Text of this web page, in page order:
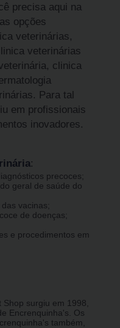
precisa aqui na
opções
veterinárias,
veterinárias
clinica
Para tal
em profissionais
inovadores.
:
precoces;
geral de saúde do
vacinas;
de doenças;
e procedimentos em
surgiu em 1998,
Encrenquinha's. Os
também,